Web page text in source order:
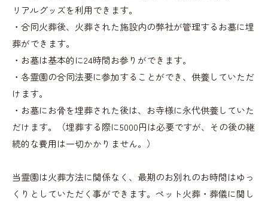
リアルグッズを利用できます。
・合同火葬後、火葬された施設内の弊社が管理するお墓に埋
葬ができます。
・お墓は基本的に24時間お参りができます。
・各霊園の合同法要に参加することができ、供養していただ
けます。
・お墓にお骨を埋葬された後は、お寺様に永代供養していた
だけます。（埋葬する際に5000円は必要ですが、その後の継
続的な費用は一切かかりません。）
当霊園は火葬方法に関係なく、最期のお別れのお時間はゆっ
くりとしていただく事ができます。ペット火葬・葬儀に関し